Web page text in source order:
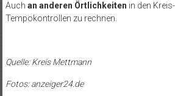
Auch an anderen Örtlichkeiten in den
Tempokontrollen zu rechnen.
Quelle: Kreis Mettmann
Fotos: anzeiger24.de